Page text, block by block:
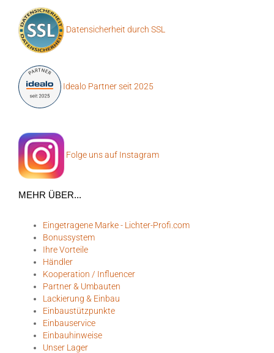
Datensicherheit durch SSL
Idealo Partner seit 2025
Folge uns auf Instagram
MEHR ÜBER...
Eingetragene Marke - Lichter-Profi.com
Bonussystem
Ihre Vorteile
Händler
Kooperation / Influencer
Partner & Umbauten
Lackierung & Einbau
Einbaustützpunkte
Einbauservice
Einbauhinweise
Unser Lager